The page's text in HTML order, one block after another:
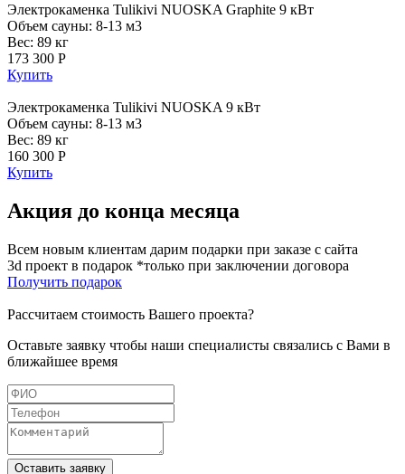
Электрокаменка Tulikivi NUOSKA Graphite 9 кВт
Объем сауны: 8-13 м3
Вес: 89 кг
173 300 Р
Купить
Электрокаменка Tulikivi NUOSKA 9 кВт
Объем сауны: 8-13 м3
Вес: 89 кг
160 300 Р
Купить
Акция до конца месяца
Всем новым клиентам дарим подарки при заказе с сайта
3d проект в подарок *только при заключении договора
Получить подарок
Рассчитаем стоимость Вашего проекта?
Оставьте заявку чтобы наши специалисты связались с Вами в
ближайшее время
Оставить заявку